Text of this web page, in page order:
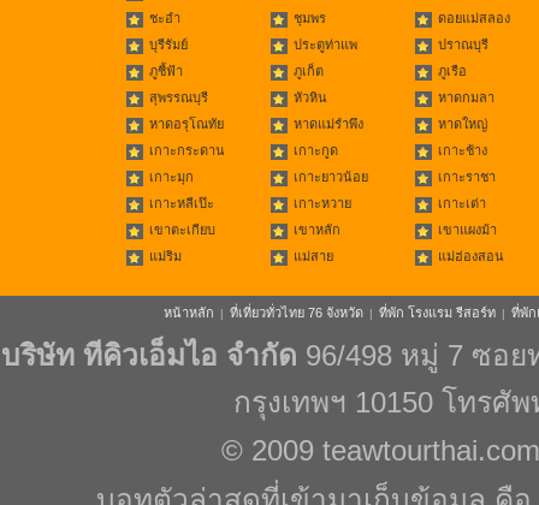
ชะอำ ชุมพร
ดอยแม่สลอง
บุรีรัมย์
ประตูท่าแพ
ปราณบุรี
ภูชี้ฟ้า
ภูเก็ต
ภูเรือ
สุพรรณบุรี
หัวหิน
หาดกมลา
หาดอรุโณทัย
หาดแม่รำพึง
หาดใหญ่
เกาะกระดาน
เกาะกูด
เกาะช้าง
เกาะมุก
เกาะยาวน้อย
เกาะราชา
เกาะหลีเป๊ะ
เกาะหวาย
เกาะเต่า
เขาตะเกียบ
เขาหลัก
เขาแผงม้า
แม่ริม
แม่สาย แม่ฮ่องสอน
หน้าหลัก | ที่เที่ยวทั่วไทย 76 จังหวัด | ที่พัก โรงแรม รีสอร์ท | ที่พัก
บริษัท ทีคิวเอ็มไอ จำกัด 96/498 หมู่ 7 ซอ
กรุงเทพฯ 10150 โทรศั
© 2009 teawtourthai.com